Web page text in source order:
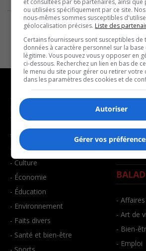
NOUVELLES
- Affaires municipales
- Communauté / Social
- Culture
- Économie
- Éducation
- Environnement
- Faits divers
- Santé et bien-être
- Joué
- Affaires
- Art de
- Bien-
- Emploi
et consultées par 66 partenaires, ainsi que
ou utilisées spécifiquement par ce site.
nous-mêmes sommes susceptibles
géolocalisation précises. Liste des
Certains fournisseurs sont susceptibles de
données à caractère personnel sur la
légitime. Vous pouvez vous y opposer en
ci-dessous. Recherchez un lien en bas de
le menu du site pour gérer ou retirer votre
dans les paramètres des cookies et de
Autoriser
Gérer vos